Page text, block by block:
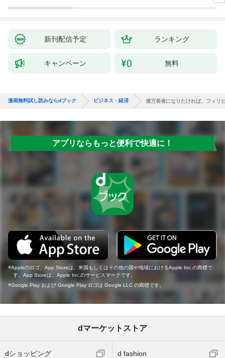
新刊配信予定 ランキング
キャンペーン 無料
漫画無料試し読みならdブック ビジネス・経済 億万長者になりたければ、フィリ
アプリならもっと便利で快適に！
Appleのロゴ、App Storeは、米国もしくはその他の国や地域におけるApple Inc.の商標で
す。App Storeは、Apple Inc.のサービスマークです。
Google Play および Google Play ロゴは Google LLC の商標です。
dマーケットストア
dショッピング d fashion